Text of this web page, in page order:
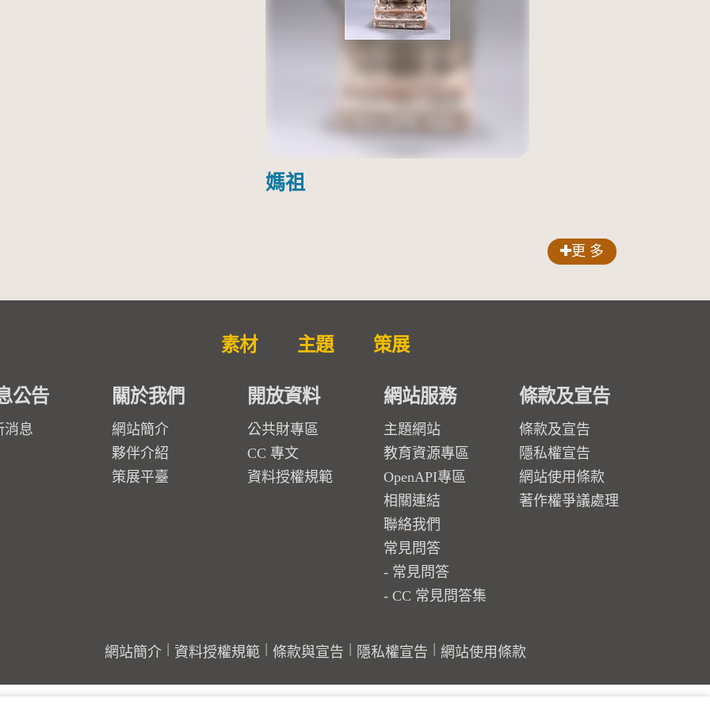
媽祖
更 多
素材 主題 策展
公告
消息
關於我們
網站簡介
夥伴介紹
策展平臺
開放資料
公共財專區
CC 專文
資料授權規範
網站服務
主題網站
教育資源專區
OpenAPI專區
相關連結
聯絡我們
常見問答
常見問答
CC 常見問答集
條款及宣告
條款及宣告
隱私權宣告
網站使用條款
著作權爭議處理
網站簡介 資料授權規範 條款與宣告 隱私權宣告 網站使用條款